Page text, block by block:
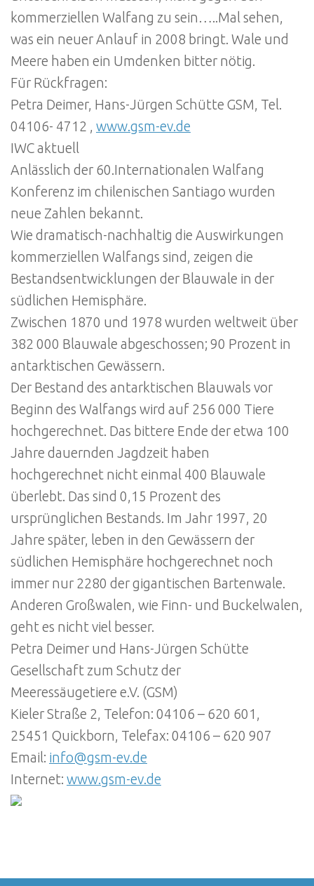
kommerziellen Walfang zu sein…..Mal sehen,
was ein neuer Anlauf in 2008 bringt. Wale und
Meere haben ein Umdenken bitter nötig.
Für Rückfragen:
Petra Deimer, Hans-Jürgen Schütte GSM, Tel.
04106- 4712 , www.gsm-ev.de
IWC aktuell
Anlässlich der 60.Internationalen Walfang
Konferenz im chilenischen Santiago wurden
neue Zahlen bekannt.
Wie dramatisch-nachhaltig die Auswirkungen
kommerziellen Walfangs sind, zeigen die
Bestandsentwicklungen der Blauwale in der
südlichen Hemisphäre.
Zwischen 1870 und 1978 wurden weltweit über
382 000 Blauwale abgeschossen; 90 Prozent in
antarktischen Gewässern.
Der Bestand des antarktischen Blauwals vor
Beginn des Walfangs wird auf 256 000 Tiere
hochgerechnet. Das bittere Ende der etwa 100
Jahre dauernden Jagdzeit haben
hochgerechnet nicht einmal 400 Blauwale
überlebt. Das sind 0,15 Prozent des
ursprünglichen Bestands. Im Jahr 1997, 20
Jahre später, leben in den Gewässern der
südlichen Hemisphäre hochgerechnet noch
immer nur 2280 der gigantischen Bartenwale.
Anderen Großwalen, wie Finn- und Buckelwalen,
geht es nicht viel besser.
Petra Deimer und Hans-Jürgen Schütte
Gesellschaft zum Schutz der
Meeressäugetiere e.V. (GSM)
Kieler Straße 2, Telefon: 04106 – 620 601,
25451 Quickborn, Telefax: 04106 – 620 907
Email: info@gsm-ev.de
Internet: www.gsm-ev.de